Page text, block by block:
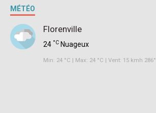
MÉTÉO
Florenville
24 °C Nuageux
Min: 24 °C | Max: 24 °C | Vent: 15 kmh 286°